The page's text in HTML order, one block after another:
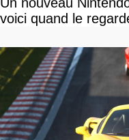
voici quand le